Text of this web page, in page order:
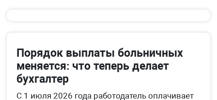
Порядок выплаты больничных
меняется: что теперь делает
бухгалтер
С 1 июля 2026 года работодатель оплачивает